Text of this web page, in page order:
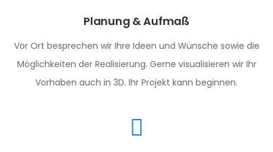
Planung & Aufmaß
Vor Ort besprechen wir Ihre Ideen und Wünsche sowie die
Möglichkeiten der Realisierung. Gerne visualisieren wir Ihr
Vorhaben auch in 3D. Ihr Projekt kann beginnen.